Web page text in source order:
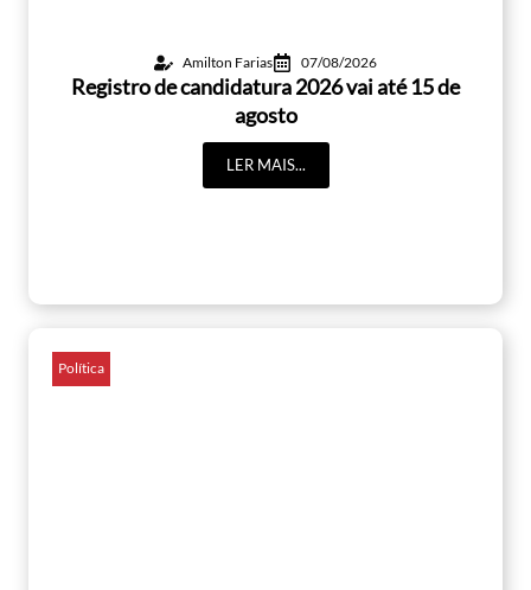
Amilton Farias 07/08/2026
Registro de candidatura 2026 vai até 15 de
agosto
LER MAIS...
Política